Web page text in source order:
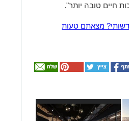
חיים טובה יותר".
מצאתם טעות